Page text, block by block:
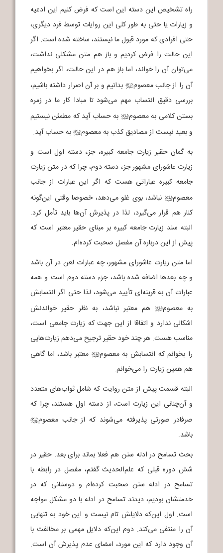
راه تشخیص این دسته این است که فرض کنیم این ادعیه
و زیارات یا حتی به طور کلی این روایات توسط فرد دیگری،
حتی افرادی که مورد قبول ما نیستند، ساخته شده است. اگر
این حالت را فرض کردیم و باز هم متن مشکلی نداشت،
می‌توان آن را خواند، اما باز هم در این حالت، اگر بخواهیم
آن را از جانب معصومj بدانیم و بر آن اصرار داشته باشیم،
بررسی دقیق انتساب مهم می‌شود تا مبادا کار ما در زمره
بستن کلامی به معصومj به حساب آید که مطمئن نیستیم
و بعید نیست از مصادیق کذب به معصومj به حساب آید.
به گمان حقیر زیارت جامعه کبیره، جزء دسته اول است و
زیارت عاشورای مشهور جزء دسته دوم، چرا که در متن زیارت
جامعه کبیره عباراتی هست که اگر این عبارات از جانب
معصومj نباشد، بوی غلو می‌دهد، خصوصا وقتی این‌گونه
کنار هم قرار می‌گیرد، لذا در پذیرش آن‌ها باید تأمل کرد.
البته سند زیارت جامعه کبیره بر مبنای حقیر معتبر است که
پیش از این درباره آن مفصل صحبت کرده‌ام.
اما متن زیارت عاشورای مشهور، چه عبارات لعن در آن باشد
و چه بعدها اضافه شده باشد، جزء دسته دوم است و همه
عبارات آن به قرینه‌ای تأیید می‌شود، لذا حتی اگر انتسابش
به معصومj هم معتبر نباشد، به نظر حقیر خواندنش
اشکالی ندارد و اتفاقا از این جهت که زیارت جامعی است،
مناسب هست. هر چند خود حقیر ترجیح می‌دهم زیارت‌هایی
را بخوانم که انتسابش به معصومj معتبر باشد، اما گاهی
هم همین زیارت را می‌خوانم.
البته قسمت پیش از متن روایت که شامل ثواب‌های متعدد
و آن‌چنانی این زیارت است، از دسته اول هستند، چرا که
صرفادر صورتی پذیرفته می‌شوند که از جانب معصومj
باشد.
بحث تسامح در ادله سنن هم فعلا بماند برای بعد. حقیر در
شش دوره قبلی که علم‌الحدیث گفتم، مفصل در رابطه با
تسامح در ادله سنن صحبت کرده‌ام و دوستانی که در
خدمتشان بودیم، دیدند تسامح در ادله با دو مشکل مواجه
است. اول این‌که دلایلش تام نیست و این خود به تنهایی
آن را منتفی می‌کند. دوم این‌که دلایل مهمی بر مخالفت با
آن وجود دارد که این مورد، امضای عدم پذیرش آن است.